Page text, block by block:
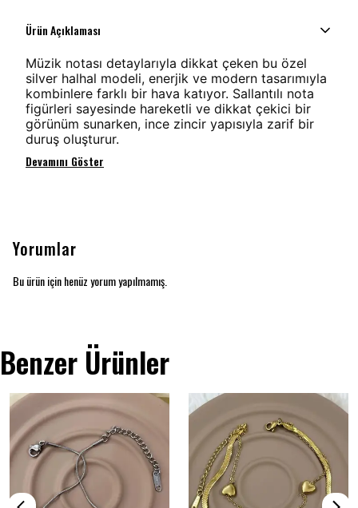
Ürün Açıklaması
Müzik notası detaylarıyla dikkat çeken bu özel
silver halhal modeli, enerjik ve modern tasarımıyla
kombinlere farklı bir hava katıyor. Sallantılı nota
figürleri sayesinde hareketli ve dikkat çekici bir
görünüm sunarken, ince zincir yapısıyla zarif bir
duruş oluşturur.
Devamını Göster
Yorumlar
Bu ürün için henüz yorum yapılmamış.
Benzer Ürünler